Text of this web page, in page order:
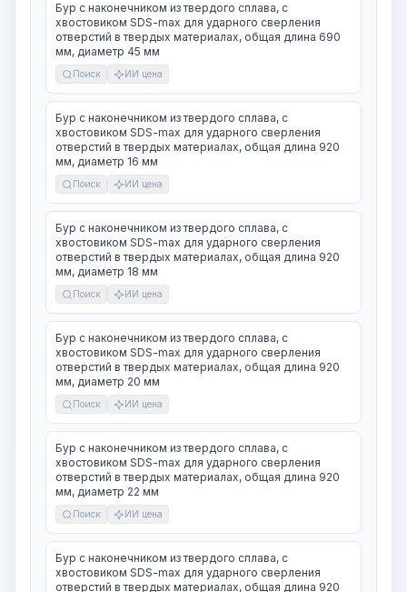
Бур с наконечником из твердого сплава, с
хвостовиком SDS-max для ударного сверления
отверстий в твердых материалах, общая длина 690
мм, диаметр 45 мм
Поиск ИИ цена
Бур с наконечником из твердого сплава, с
хвостовиком SDS-max для ударного сверления
отверстий в твердых материалах, общая длина 920
мм, диаметр 16 мм
Поиск ИИ цена
Бур с наконечником из твердого сплава, с
хвостовиком SDS-max для ударного сверления
отверстий в твердых материалах, общая длина 920
мм, диаметр 18 мм
Поиск ИИ цена
Бур с наконечником из твердого сплава, с
хвостовиком SDS-max для ударного сверления
отверстий в твердых материалах, общая длина 920
мм, диаметр 20 мм
Поиск ИИ цена
Бур с наконечником из твердого сплава, с
хвостовиком SDS-max для ударного сверления
отверстий в твердых материалах, общая длина 920
мм, диаметр 22 мм
Поиск ИИ цена
Бур с наконечником из твердого сплава, с
хвостовиком SDS-max для ударного сверления
отверстий в твердых материалах, общая длина 920